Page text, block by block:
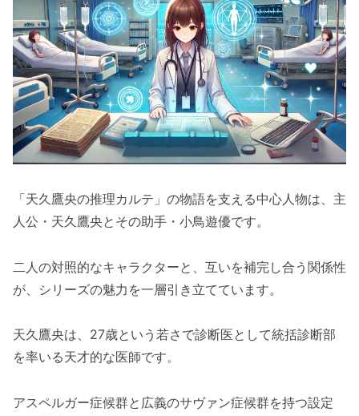
「天久鷹央の推理カルテ」の物語を支える中心人物は、主
人公・天久鷹央とその助手・小鳥遊優です。
二人の対照的なキャラクターと、互いを補完し合う関係性
が、シリーズの魅力を一層引き立てています。
天久鷹央は、27歳という若さで診断医として統括診断部
を率いる天才的な医師です。
アスペルガー症候群と広義のサヴァン症候群を持つ設定